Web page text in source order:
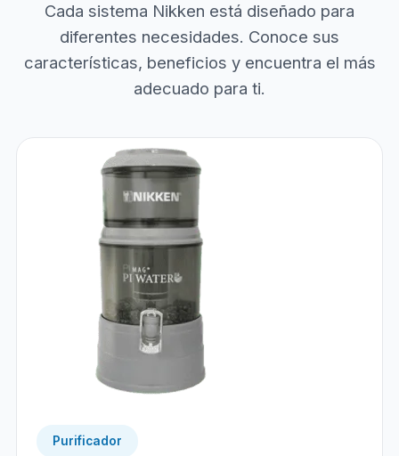
Cada sistema Nikken está diseñado para
diferentes necesidades. Conoce sus
características, beneficios y encuentra el más
adecuado para ti.
Purificador